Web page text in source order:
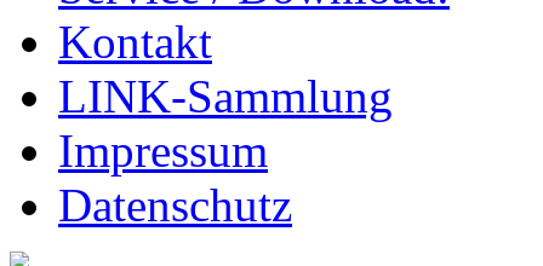
Kontakt
LINK-Sammlung
Impressum
Datenschutz